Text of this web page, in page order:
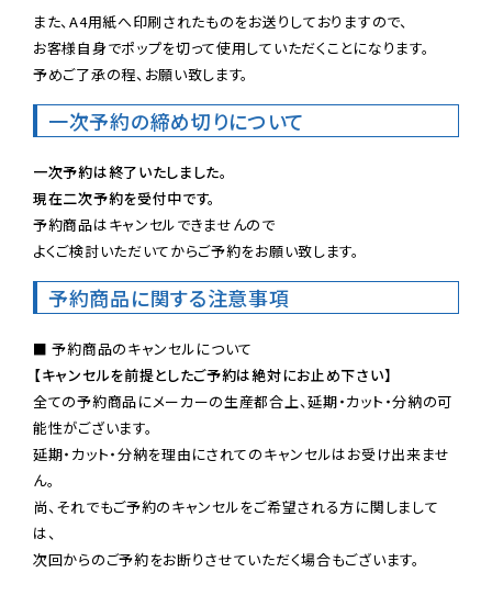
また、A4用紙へ印刷されたものをお送りしておりますので、
お客様自身でポップを切って使用していただくことになります。
予めご了承の程、お願い致します。
一次予約の締め切りについて
一次予約は終了いたしました。
現在二次予約を受付中です。
予約商品はキャンセルできませんので
よくご検討いただいてからご予約をお願い致します。
予約商品に関する注意事項
【キャンセルを前提としたご予約は絶対にお止め下さい】
全ての予約商品にメーカーの生産都合上、延期・カット・分納の可
能性がございます。
延期・カット・分納を理由にされてのキャンセルはお受け出来ませ
ん。
尚、それでもご予約のキャンセルをご希望される方に関しまして
は、
次回からのご予約をお断りさせていただく場合もございます。